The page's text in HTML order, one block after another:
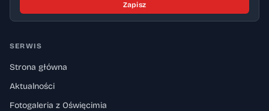
Zapisz
SERWIS
Strona główna
Aktualności
Fotogaleria z Oświęcimia